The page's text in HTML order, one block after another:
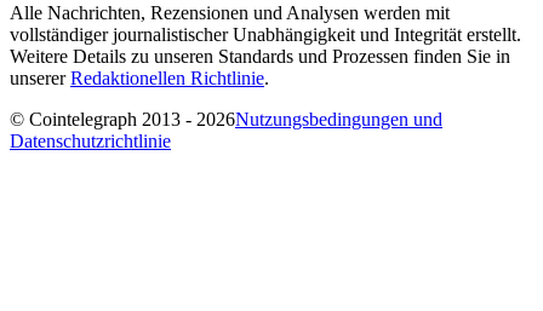
Alle Nachrichten, Rezensionen und Analysen werden mit
vollständiger journalistischer Unabhängigkeit und Integrität erstellt.
Weitere Details zu unseren Standards und Prozessen finden Sie in
unsererRedaktionellen Richtlinie.
© Cointelegraph 2013 - 2026Nutzungsbedingungen und
Datenschutzrichtlinie